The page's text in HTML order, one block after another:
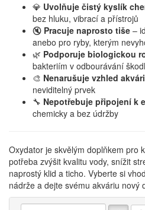
💎 Uvolňuje čistý kyslík
bez hluku, vibrací a přístrojů
🔇 Pracuje naprosto tiše –
anebo pro ryby, kterým
🌿 Podporuje biologickou
bakteriím v odbourávání
🎨 Nenarušuje vzhled
neviditelný prvek
🔧 Nepotřebuje připojení k
chemicky a bez údržby
Oxydator je skvělým doplňkem pro
potřeba zvýšit kvalitu vody, snížit
naprostý klid a ticho. Vyberte si
nádrže a dejte svému akváriu nový